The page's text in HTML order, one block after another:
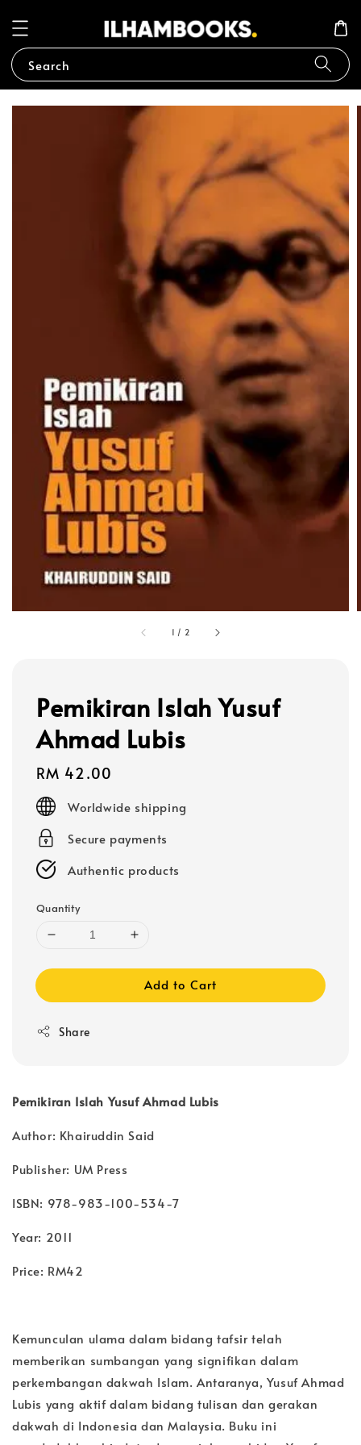
Search
1 / 2
Pemikiran Islah Yusuf
Ahmad Lubis
Regular
price
RM 42.00
Worldwide shipping
Secure payments
Authentic products
Quantity
Add to Cart
Share
Pemikiran Islah Yusuf Ahmad Lubis
Author: Khairuddin Said
Publisher: UM Press
ISBN: 978-983-100-534-7
Year: 2011
Price: RM42
Kemunculan ulama dalam bidang tafsir telah
memberikan sumbangan yang signifikan dalam
perkembangan dakwah Islam. Antaranya, Yusuf Ahmad
Lubis yang aktif dalam bidang tulisan dan gerakan
dakwah di Indonesia dan Malaysia. Buku ini